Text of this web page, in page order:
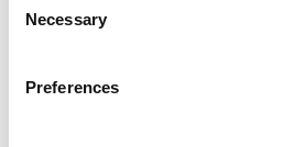
Selection
Necessary
Preferences
de winkelwagen.